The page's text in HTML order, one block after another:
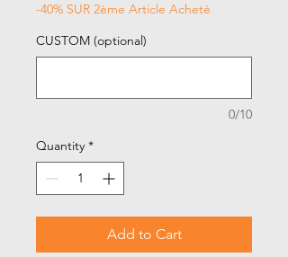
-40% SUR 2ème Article Acheté
CUSTOM (optional)
0/10
Quantity *
Add to Cart